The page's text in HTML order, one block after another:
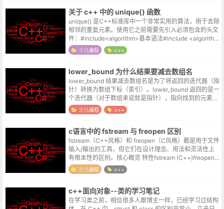
关于 c++ 中的 unique() 函数
unique() 是C++标准库中一个非常实用的算法，用于去除
相邻的重复元素。使用它之前需要先引入必须包含的头文
件：#include<algorithm>基本语法#include <algorithm
> // ...
少儿编程 c++
lower_bound 为什么结果要减去数组名
lower_bound 结果减去数组名是为了将返回的迭代器（指
针）转换为数组下标（索引）。lower_bound 返回的是一
个迭代器（对于数组来说就是指针），指向找到的元素位
置。int arr[] = {10, 20, 30, 40,...
少儿编程 c++
c语言中的 fstream 与 freopen 区别
fstream（C++风格）和 freopen（C风格）都是用于文件
输入/输出的工具，但它们在设计理念、用法和灵活性上
有根本性的区别。核心概览 特性fstream (C++)freopen
(C)所属语言标准C++C编程范式面向对象 ...
少儿编程 c++
c++面向对象--类的学习笔记
在学习类之前，相信很多人跟博主一样，已经学习过结构